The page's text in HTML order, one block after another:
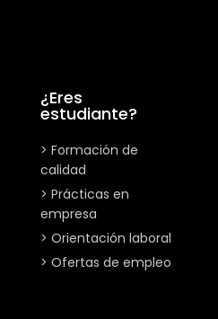
¿Eres
estudiante?
> Formación de
calidad
> Prácticas en
empresa
> Orientación laboral
> Ofertas de empleo